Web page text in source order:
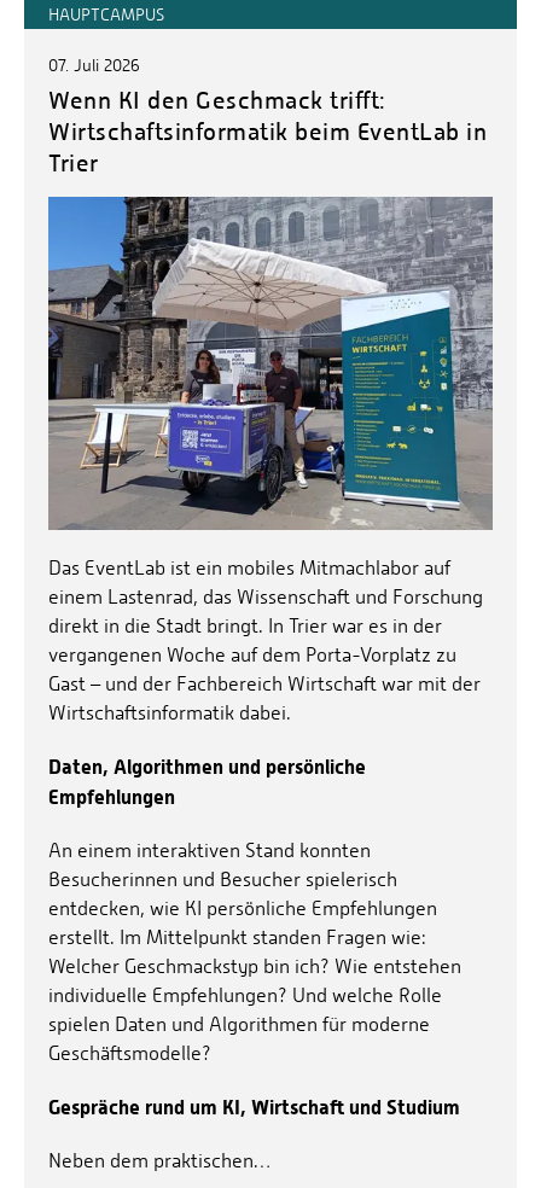
HAUPTCAMPUS
07. Juli 2026
Wenn KI den Geschmack trifft:
Wirtschaftsinformatik beim EventLab in
Trier
Das EventLab ist ein mobiles Mitmachlabor auf
einem Lastenrad, das Wissenschaft und Forschung
direkt in die Stadt bringt. In Trier war es in der
vergangenen Woche auf dem Porta-Vorplatz zu
Gast – und der Fachbereich Wirtschaft war mit der
Wirtschaftsinformatik dabei.
Daten, Algorithmen und persönliche
Empfehlungen
An einem interaktiven Stand konnten
Besucherinnen und Besucher spielerisch
entdecken, wie KI persönliche Empfehlungen
erstellt. Im Mittelpunkt standen Fragen wie:
Welcher Geschmackstyp bin ich? Wie entstehen
individuelle Empfehlungen? Und welche Rolle
spielen Daten und Algorithmen für moderne
Geschäftsmodelle?
Gespräche rund um KI, Wirtschaft und Studium
Neben dem praktischen…